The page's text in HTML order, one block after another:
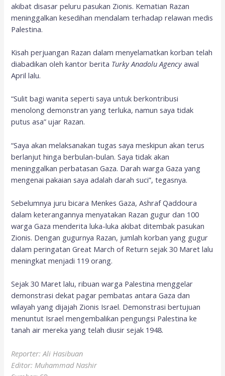
akibat disasar peluru pasukan Zionis. Kematian Razan
meninggalkan kesedihan mendalam terhadap relawan medis
Palestina.
Kisah perjuangan Razan dalam menyelamatkan korban telah
diabadikan oleh kantor berita Turky Anadolu Agencyawal
April lalu.
“Sulit bagi wanita seperti saya untuk berkontribusi
menolong demonstran yang terluka, namun saya tidak
putus asa” ujar Razan.
“Saya akan melaksanakan tugas saya meskipun akan terus
berlanjut hinga berbulan-bulan. Saya tidak akan
meninggalkan perbatasan Gaza. Darah warga Gaza yang
mengenai pakaian saya adalah darah suci”, tegasnya.
Sebelumnya juru bicara Menkes Gaza, Ashraf Qaddoura
dalam keterangannya menyatakan Razan gugur dan 100
warga Gaza menderita luka-luka akibat ditembak pasukan
Zionis. Dengan gugurnya Razan, jumlah korban yang gugur
dalam peringatan Great March of Return sejak 30 Maret lalu
meningkat menjadi 119 orang.
Sejak 30 Maret lalu, ribuan warga Palestina menggelar
demonstrasi dekat pagar pembatas antara Gaza dan
wilayah yang dijajah Zionis Israel. Demonstrasi bertujuan
menuntut Israel mengembalikan pengungsi Palestina ke
tanah air mereka yang telah diusir sejak 1948.
Reporter: Ali Hasibuan
Editor: Muhammad Nashir